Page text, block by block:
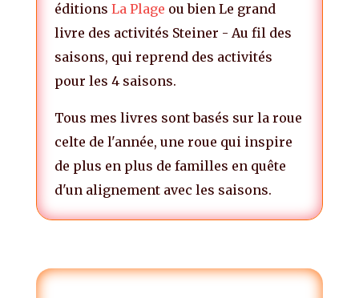
éditions La Plage ou bien Le grand
livre des activités Steiner - Au fil des
saisons, qui reprend des activités
pour les 4 saisons.
Tous mes livres sont basés sur la roue
celte de l'année, une roue qui inspire
de plus en plus de familles en quête
d'un alignement avec les saisons.